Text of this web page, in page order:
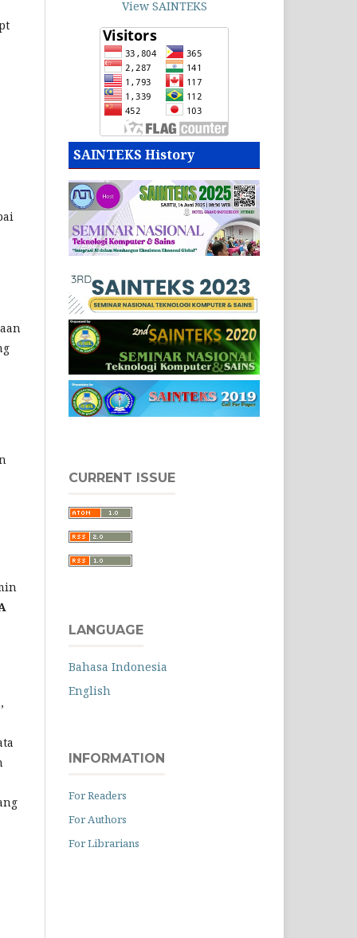
View SAINTEKS
SAINTEKS History
CURRENT ISSUE
LANGUAGE
Bahasa Indonesia
English
INFORMATION
For Readers
For Authors
For Librarians